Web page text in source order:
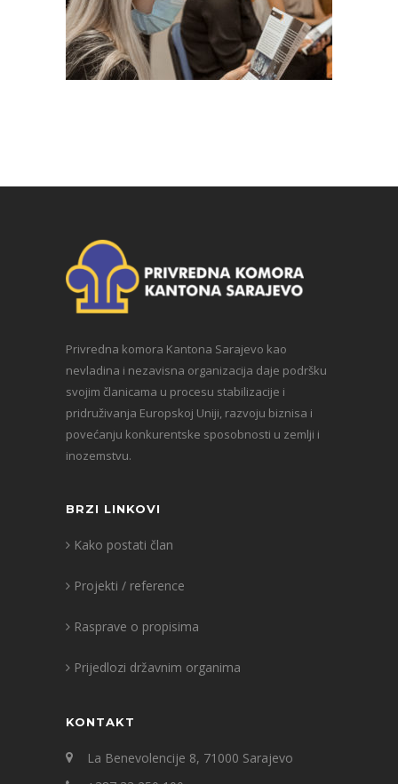
Privredna komora Kantona Sarajevo kao
nevladina i nezavisna organizacija daje podršku
svojim članicama u procesu stabilizacije i
pridruživanja Europskoj Uniji, razvoju biznisa i
povećanju konkurentske sposobnosti u zemlji i
inozemstvu.
BRZI LINKOVI
Kako postati član
Projekti / reference
Rasprave o propisima
Prijedlozi državnim organima
KONTAKT
La Benevolencije 8, 71000 Sarajevo